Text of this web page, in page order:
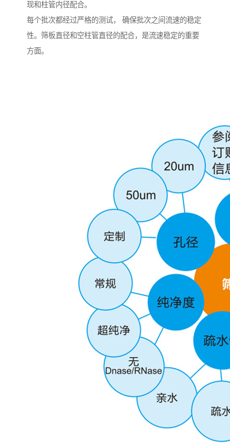
现和柱管内径配合。
每个批次都经过严格的测试， 确保批次之间流速的稳定
性。筛板直径和空柱管直径的配合，是流速稳定的重要
方面。